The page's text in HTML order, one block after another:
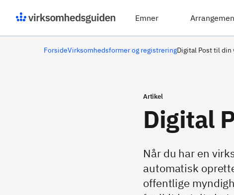
Emner
ForsideVirksomhedsformer og registreringDigital Post til din
Artikel
Digital
Når du har en
automatisk
offentlige